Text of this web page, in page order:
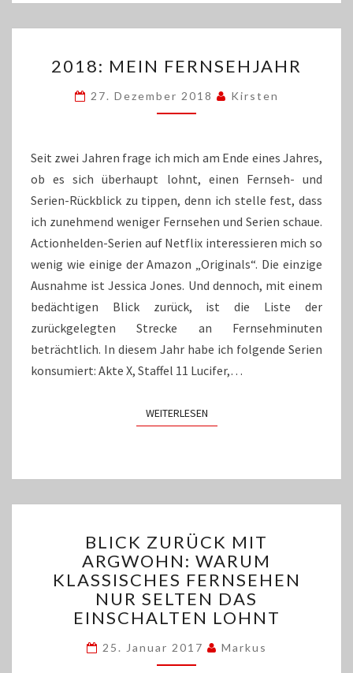
MEIN
2018: MEIN FERNSEHJAHR
27. Dezember 2018 Kirsten
Seit zwei Jahren frage ich mich am Ende eines Jahres,
ob es sich überhaupt lohnt, einen Fernseh- und
Serien-Rückblick zu tippen, denn ich stelle fest, dass
ich zunehmend weniger Fernsehen und Serien schaue.
Actionhelden-Serien auf Netflix interessieren mich so
wenig wie einige der Amazon „Originals“. Die einzige
Ausnahme ist Jessica Jones. Und dennoch, mit einem
bedächtigen Blick zurück, ist die Liste der
zurückgelegten Strecke an Fernsehminuten
beträchtlich. In diesem Jahr habe ich folgende Serien
konsumiert: Akte X, Staffel 11 Lucifer,…
WEITERLESENWEITERLESEN
ZURÜCK
MIT
ARGWOHN:
WARUM
KLASSISCHES
FERNSEHEN
NUR
SELTEN
BLICK ZURÜCK MIT
ARGWOHN: WARUM
KLASSISCHES FERNSEHEN
NUR SELTEN DAS
EINSCHALTEN LOHNT
25. Januar 2017 Markus